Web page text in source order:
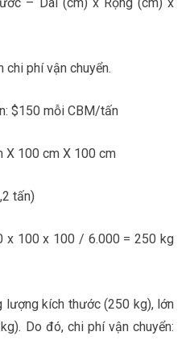
chi phí vận chuyển.
$150 mỗi CBM/tấn
X 100 cm X 100 cm
tấn)
x 100 x 100 / 6.000 = 250 kg
lượng kích thước (250 kg), lớn
Do đó, chi phí vận chuyển: